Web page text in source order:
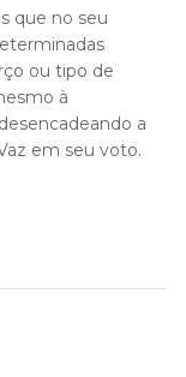
que no seu
ou tipo de
à
a
em seu voto.